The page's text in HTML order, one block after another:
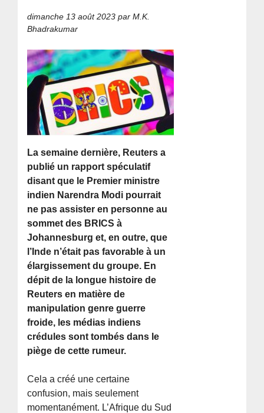
dimanche 13 août 2023 par M.K.
Bhadrakumar
La semaine dernière, Reuters a
publié un rapport spéculatif
disant que le Premier ministre
indien Narendra Modi pourrait
ne pas assister en personne au
sommet des BRICS à
Johannesburg et, en outre, que
l’Inde n’était pas favorable à un
élargissement du groupe. En
dépit de la longue histoire de
Reuters en matière de
manipulation genre guerre
froide, les médias indiens
crédules sont tombés dans le
piège de cette rumeur.
Cela a créé une certaine
confusion, mais seulement
momentanément. L’Afrique du Sud